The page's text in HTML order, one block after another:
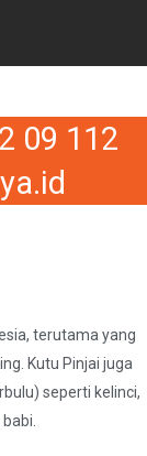
09 112
terutama yang
Kutu Pinjai juga
seperti kelinci,